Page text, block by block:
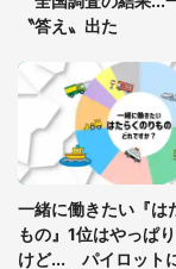
〝答え〟出た
一緒に働きたい『は
もの』1位はやっぱ
けど... パイロット